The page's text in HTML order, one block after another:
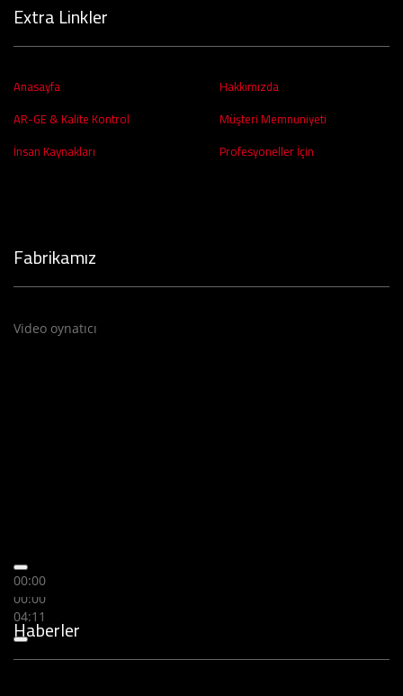
Extra Linkler
Anasayfa
Hakkımızda
AR-GE & Kalite Kontrol
Müşteri Memnuniyeti
İnsan Kaynakları
Profesyoneller İçin
Fabrikamız
Video oynatıcı
00:00
00:00
04:11
Haberler